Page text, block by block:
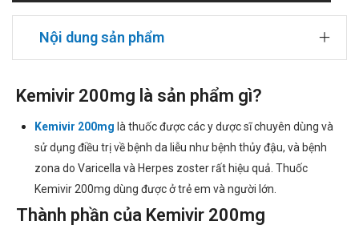
Nội dung sản phẩm
Kemivir 200mg là sản phẩm gì?
Kemivir 200mg là thuốc được các y dược sĩ chuyên dùng và
sử dụng điều trị về bệnh da liễu như bệnh thủy đậu, và bệnh
zona do Varicella và Herpes zoster rất hiệu quả. Thuốc
Kemivir 200mg dùng được ở trẻ em và người lớn.
Thành phần của Kemivir 200mg